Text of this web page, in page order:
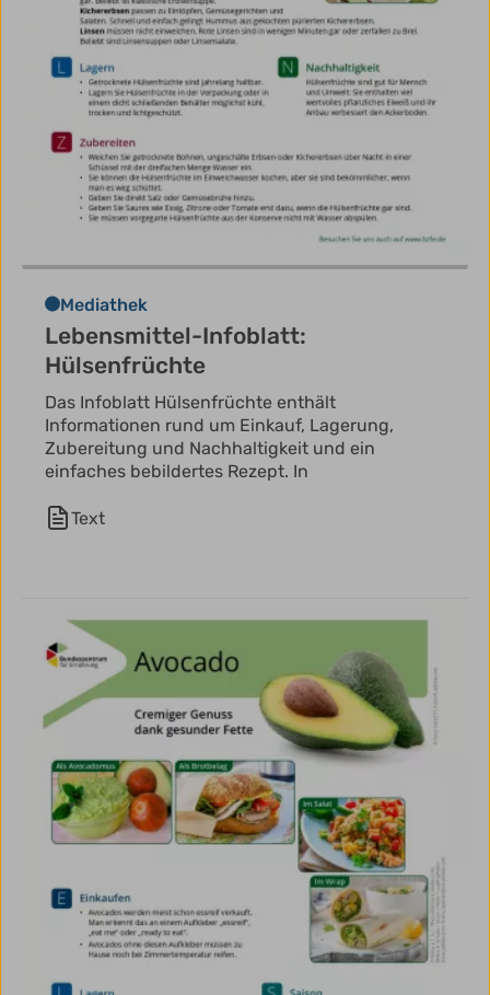
Mediathek
Lebensmittel-Infoblatt:
Hülsenfrüchte
Das Infoblatt Hülsenfrüchte enthält
Informationen rund um Einkauf, Lagerung,
Zubereitung und Nachhaltigkeit und ein
einfaches bebildertes Rezept. In
Text